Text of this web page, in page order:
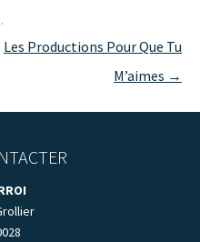
.
Les Productions Pour Que Tu
M’aimes →